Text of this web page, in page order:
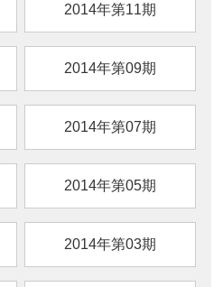
2014年第11期
2014年第09期
2014年第07期
2014年第05期
2014年第03期